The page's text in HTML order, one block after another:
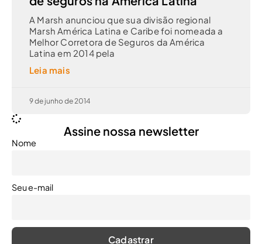
A Marsh anunciou que sua divisão regional
Marsh América Latina e Caribe foi nomeada a
Melhor Corretora de Seguros da América
Latina em 2014 pela
Leia mais
9 de junho de 2014
Assine nossa newsletter
Nome
Seu e-mail